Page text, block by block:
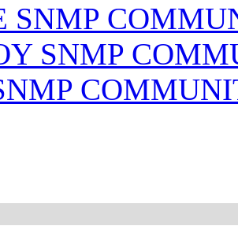
SNMP
SNMP